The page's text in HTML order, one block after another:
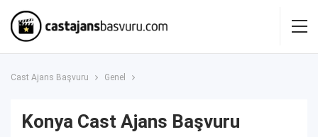
Cast Ajans Başvuru Genel
Konya Cast Ajans Başvuru